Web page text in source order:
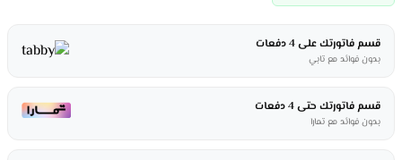
قسم فاتورتك على 4 دفعات
بدون فوائد مع تابي
قسم فاتورتك حتى 4 دفعات
بدون فوائد مع تمارا